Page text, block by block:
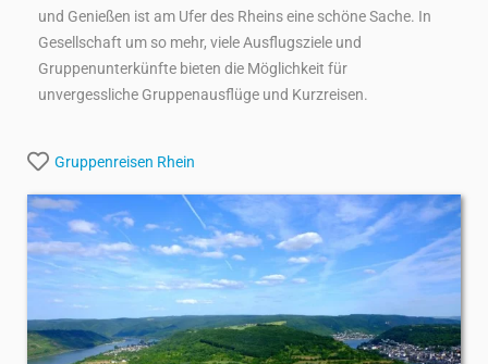
und Genießen ist am Ufer des Rheins eine schöne Sache. In
Gesellschaft um so mehr, viele Ausflugsziele und
Gruppenunterkünfte bieten die Möglichkeit für
unvergessliche Gruppenausflüge und Kurzreisen.
Gruppenreisen Rhein